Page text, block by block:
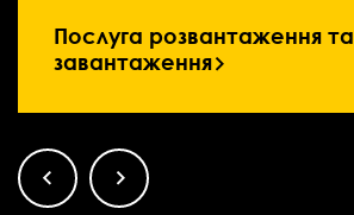
Послуга розвантаження та
завантаження